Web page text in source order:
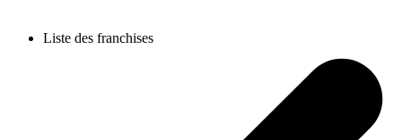
Liste des franchises